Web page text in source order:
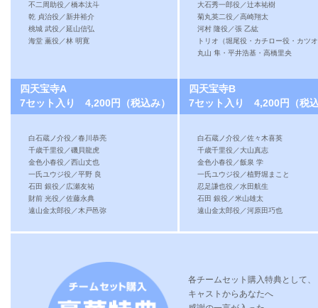
不二周助役／橋本汰斗
乾 貞治役／新井裕介
桃城 武役／延山信弘
海堂 薫役／林 明寛
大石秀一郎役／辻本祐樹
菊丸英二役／高崎翔太
河村 隆役／張 乙紘
トリオ（堀尾役・カチロー役・カツ
丸山 隼・平井浩基・高橋里央
四天宝寺A
7セット入り 4,200円（税込み）
白石蔵ノ介役／春川恭亮
千歳千里役／磯貝龍虎
金色小春役／西山丈也
一氏ユウジ役／平野 良
石田 銀役／広瀬友祐
財前 光役／佐藤永典
遠山金太郎役／木戸邑弥
四天宝寺B
7セット入り 4,200円（税
白石蔵ノ介役／佐々木喜英
千歳千里役／大山真志
金色小春役／飯泉 学
一氏ユウジ役／植野堀まこと
忍足謙也役／水田航生
石田 銀役／米山雄太
遠山金太郎役／河原田巧也
各チームセット購入特典として、
キャストからあなたへ